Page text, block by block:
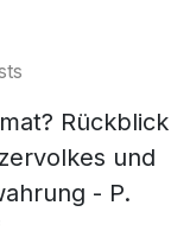
Rückblick
und
- P.